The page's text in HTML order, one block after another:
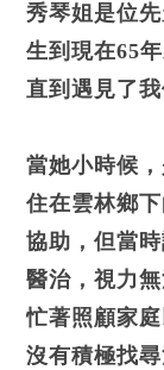
秀琴姐是位
生到現在65
直到遇見了
當她小時候
住在雲林鄉
協助，但當
醫治，視力
忙著照顧家
沒有積極找